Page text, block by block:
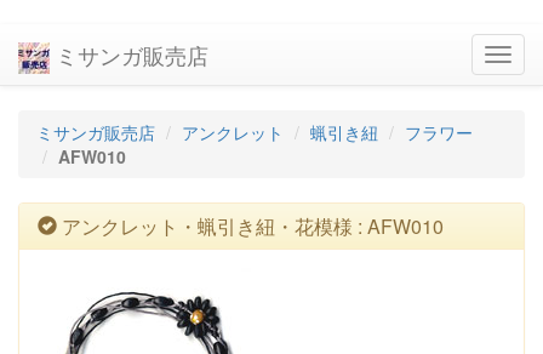
ミサンガ販売店
ミサンガ販売店 アンクレット 蝋引き紐
フラワー
AFW010
アンクレット・蝋引き紐・花模様 : AFW010